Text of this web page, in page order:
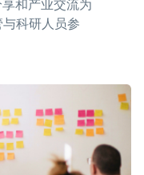
科研人员参